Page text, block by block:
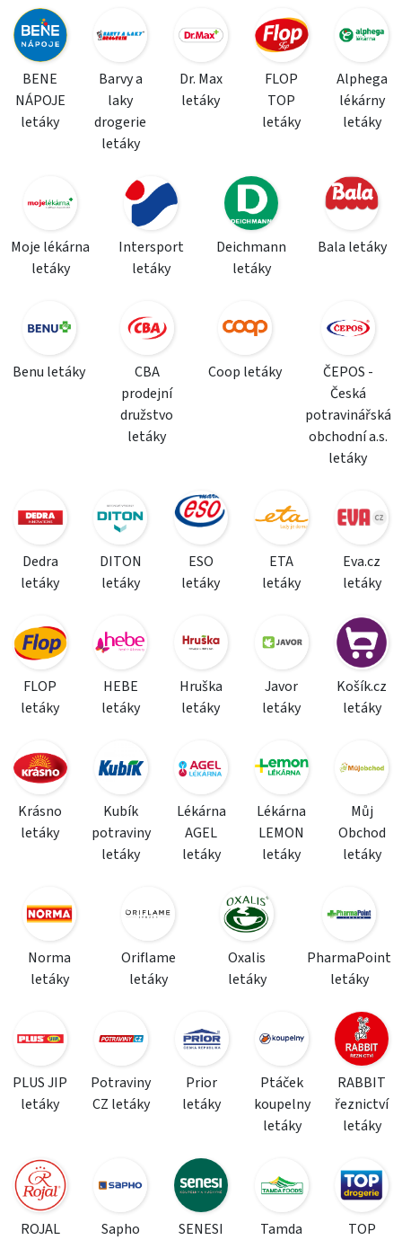
BENE
NÁPOJE
letáky
Barvy a
laky
drogerie
letáky
Dr. Max
letáky
FLOP
TOP
letáky
Alphega
lékárny
letáky
Moje lékárna
letáky
Intersport
letáky
Deichmann
letáky
Bala letáky
Benu letáky
CBA
prodejní
družstvo
letáky
Coop letáky
ČEPOS -
Česká
potravinářská
obchodní a.s.
letáky
Dedra
letáky
DITON
letáky
ESO
letáky
ETA
letáky
Eva.cz
letáky
FLOP
letáky
HEBE
letáky
Hruška
letáky
Javor
letáky
Košík.cz
letáky
Krásno
letáky
Kubík
potraviny
letáky
Lékárna
AGEL
letáky
Lékárna
LEMON
letáky
Můj
Obchod
letáky
Norma
letáky
Oriflame
letáky
Oxalis
letáky
PharmaPoint
letáky
PLUS JIP
letáky
Potraviny
CZ letáky
Prior
letáky
Ptáček
koupelny
letáky
RABBIT
řeznictví
letáky
ROJAL
Sapho
SENESI
Tamda
TOP